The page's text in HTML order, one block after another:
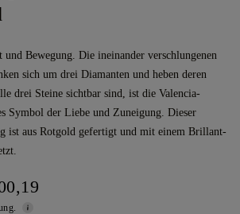
Bewegung. Die ineinander verschlungenen
sich um drei Diamanten und heben deren
drei Steine sichtbar sind, ist die Valencia-
Symbol der Liebe und Zuneigung. Dieser
ist aus Rotgold gefertigt und mit einem Brillant-